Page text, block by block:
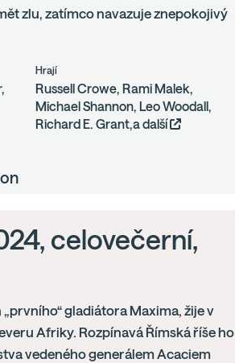
zlu, zatímco navazuje znepokojivý
Hrají
Russell Crowe, Rami Malek,
Michael Shannon, Leo Woodall,
Richard E. Grant,a další
celovečerní,
gladiátora Maxima, žije v
Afriky. Rozpínavá Římská říše ho
vedeného generálem Acaciem